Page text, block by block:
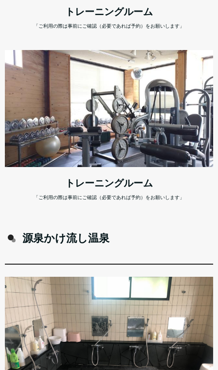
トレーニングルーム
「ご利用の際は事前にご確認（必要であれば予約）をお願いします」
トレーニングルーム
「ご利用の際は事前にご確認（必要であれば予約）をお願いします」
源泉かけ流し温泉